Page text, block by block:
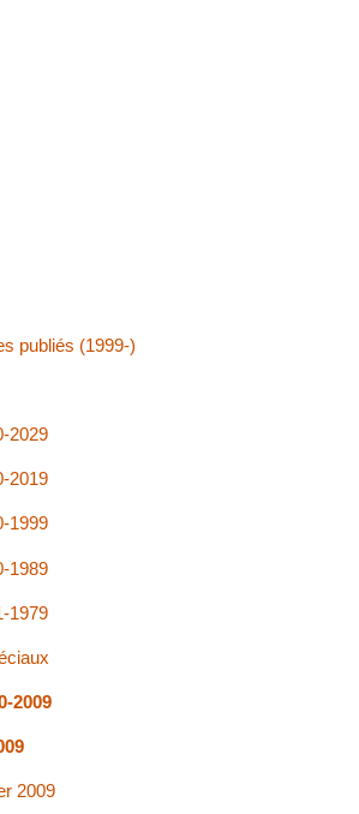
publiés (1999-)
2029
2019
1999
1989
1979
2009
2009